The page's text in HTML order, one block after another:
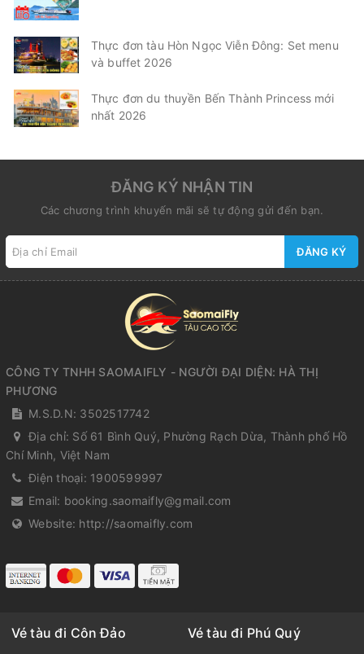
Thực đơn tàu Hòn Ngọc Viễn Đông: Set menu
và buffet 2026
Thực đơn du thuyền Bến Thành Princess mới
nhất 2026
ĐĂNG KÝ NHẬN TIN
Các chương trình khuyến mãi sẽ tự động gửi đến bạn.
ĐĂNG KÝ
CÔNG TY TNHH SAOMAIFLY - NGƯỜI ĐẠI DIỆN: HÀ THỊ
PHƯƠNG
M.S.D.N: 3502517742
Địa chỉ: Số 61 Bình Quý, Phường Rạch Dừa, Thành phố Hồ
Chí Minh, Việt Nam
Điện thoại: 1900599997
Email: booking.saomaifly@gmail.com
Website: http://saomaifly.com
Vé tàu đi Côn Đảo Vé tàu đi Phú Quý